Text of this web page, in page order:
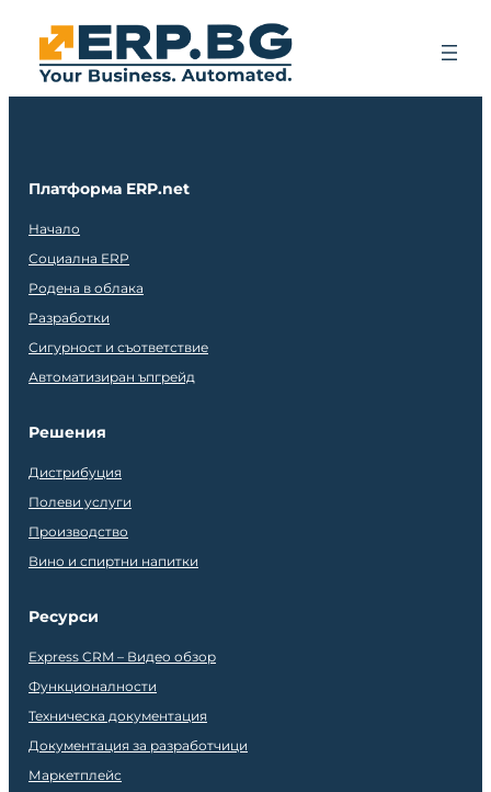
Платформа ERP.net
Начало
Социална ERP
Родена в облака
Разработки
Сигурност и съответствие
Автоматизиран ъпгрейд
Решения
Дистрибуция
Полеви услуги
Производство
Вино и спиртни напитки
Ресурси
Express CRM – Видео обзор
Функционалности
Техническа документация
Документация за разработчици
Маркетплейс